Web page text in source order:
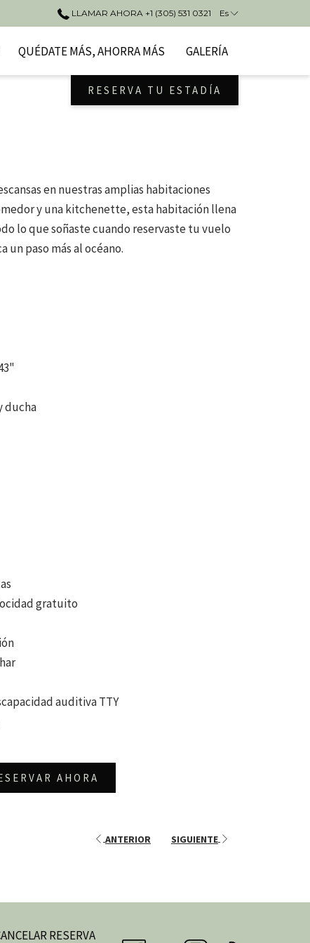
LLAMAR AHORA +1 (305) 531 0321 Es
QUÉDATE MÁS, AHORRA MÁS GALERÍA
RESERVA TU ESTADÍA
en nuestras amplias habitaciones
y una kitchenette, esta habitación llena
lo que soñaste cuando reservaste tu vuelo
un paso más al océano.
ducha
gratuito
auditiva TTY
AHORA
ANTERIOR SIGUIENTE
RESERVA